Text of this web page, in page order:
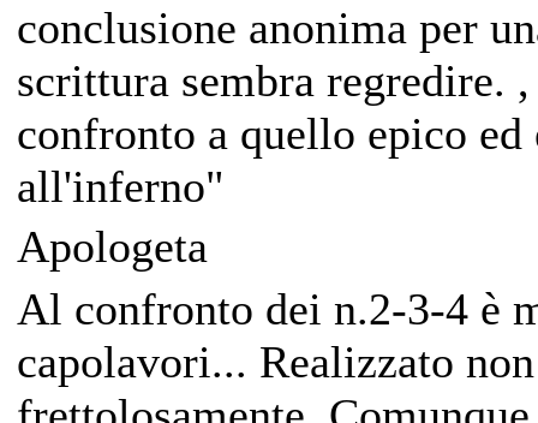
conclusione anonima per
scrittura sembra regredire.
confronto a quello epico
all'inferno"
Apologeta
Al confronto dei n.2-3-4 è
capolavori... Realizzato